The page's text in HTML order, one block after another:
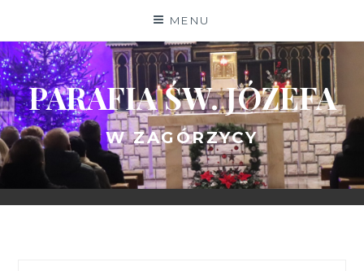
content
MENU
PARAFIA ŚW. JÓZEFA
W ZAGÓRZYCY